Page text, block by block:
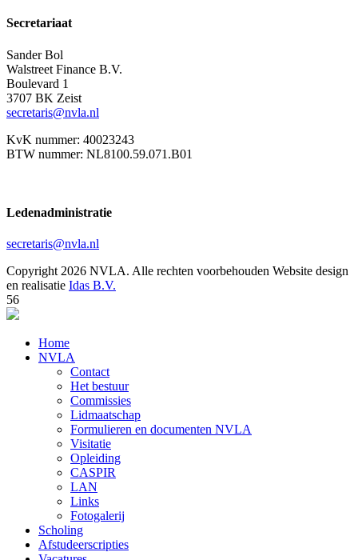
Secretariaat
Sander Bol
Walstreet Finance B.V.
Boulevard 1
3707 BK Zeist
secretaris@nvla.nl
KvK nummer: 40023243
BTW nummer: NL8100.59.071.B01
Ledenadministratie
secretaris@nvla.nl
Copyright 2026 NVLA. Alle rechten voorbehouden Website design
en realisatie Idas B.V.
56
Home
NVLA
Contact
Het bestuur
Commissies
Lidmaatschap
Formulieren en documenten NVLA
Visitatie
Opleiding
CASPIR
LAN
Links
Fotogalerij
Scholing
Afstudeerscripties